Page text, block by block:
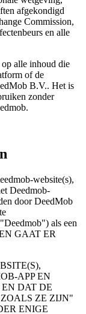
afgekondigd
Commission,
en alle
alle inhoud die
of de
B.V.. Het is
zonder
website(s),
Deedmob-
door DeedMob
als een
GAAT ER
APP EN
DAT DE
ZE ZIJN"
ENIGE